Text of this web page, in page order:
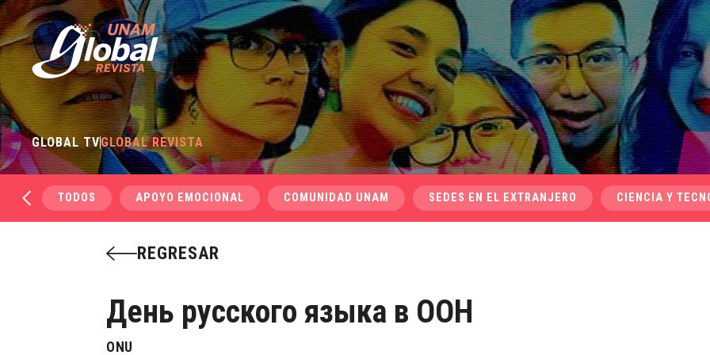
GLOBAL TVGLOBAL REVISTA
TODOS APOYO EMOCIONAL COMUNIDAD UNAM SEDES EN EL EXTRANJERO CIENCIA Y
REGRESAR
День русского языка в ООН
ONU